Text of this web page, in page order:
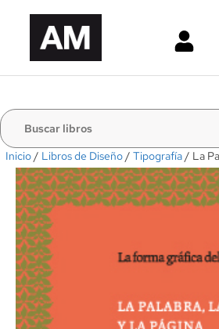
Inicio/ Libros de Diseño/ Tipografía/ La